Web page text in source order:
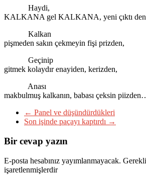
Haydi,
KALKANA gel KALKANA, yeni çıktı
Kalkan
pişmeden sakın çekmeyin fişi prizden,
Geçinip
gitmek kolaydır enayiden, kerizden,
Anası
makbulmuş kalkanın, babası çeksin
← Panel ve düşündürdükleri
Son işinde paçayı kaptırdı →
Bir cevap yazın
E-posta hesabınız yayımlanmayacak.
işaretlenmişlerdir